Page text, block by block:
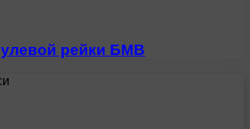
рейки БМВ